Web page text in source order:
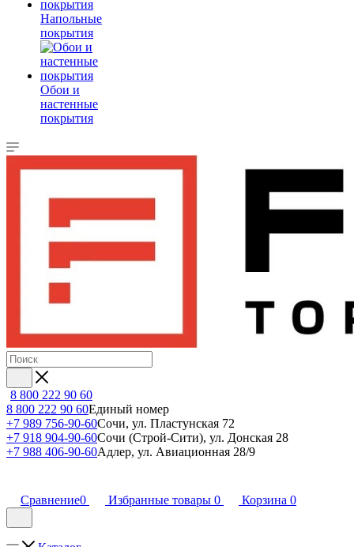
Напольные
покрытия
Обои и
настенные
покрытия
8 800 222 90 60
8 800 222 90 60Единый номер
+7 989 756-90-60Сочи, ул. Пластунская 72
+7 918 904-90-60Сочи (Строй-Сити), ул. Донская 28
+7 988 406-90-60Адлер, ул. Авиационная 28/9
Сравнение0 Избранные товары 0 Корзина 0